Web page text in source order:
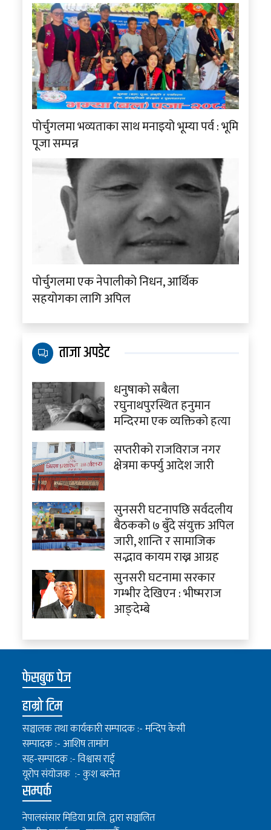
पोर्चुगलमा भव्यताका साथ मनाइयो भूम्या पर्व : भूमि
पूजा सम्पन्न
पोर्चुगलमा एक नेपालीको निधन, आर्थिक
सहयोगका लागि अपिल
ताजा अपडेट
धनुषाको सबैला
रघुनाथपुरस्थित हनुमान
मन्दिरमा एक व्यक्तिको हत्या
सप्तरीको राजविराज नगर
क्षेत्रमा कर्फ्यु आदेश जारी
सुनसरी घटनापछि सर्वदलीय
बैठकको ७ बुँदे संयुक्त अपिल
जारी, शान्ति र सामाजिक
सद्भाव कायम राख्न आग्रह
सुनसरी घटनामा सरकार
गम्भीर देखिएन : भीष्मराज
आङ्देम्बे
फेसबुक पेज
हाम्रो टिम
सञ्चालक तथा कार्यकारी सम्पादक :- मन्दिप केसी
सम्पादक :- आशिष तामांग
सह-सम्पादक :- विश्वास राई
यूरोप संयोजक :- कुश बस्नेत
सम्पर्क
नेपालसंसार मिडिया प्रा.लि. द्वारा सञ्चालित